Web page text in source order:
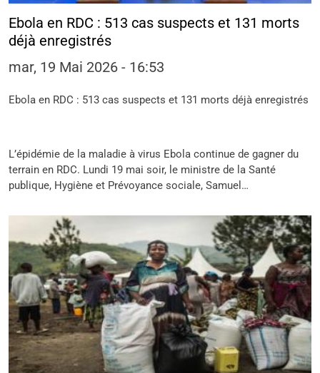
Ebola en RDC : 513 cas suspects et 131 morts
déjà enregistrés
mar, 19 Mai 2026 - 16:53
Ebola en RDC : 513 cas suspects et 131 morts déjà enregistrés
L’épidémie de la maladie à virus Ebola continue de gagner du
terrain en RDC. Lundi 19 mai soir, le ministre de la Santé
publique, Hygiène et Prévoyance sociale, Samuel…